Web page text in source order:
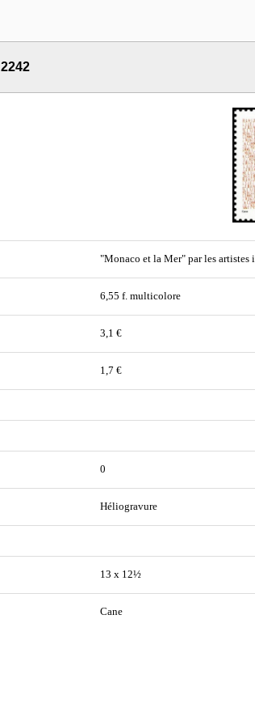
2242
"Monaco et la Mer" par les
6,55 f. multicolore
3,1 €
1,7 €
0
Héliogravure
13 x 12½
Cane